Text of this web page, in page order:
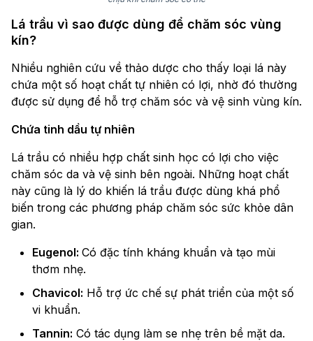
Lá trầu vì sao được dùng để chăm sóc vùng
kín?
Nhiều nghiên cứu về thảo dược cho thấy loại lá này
chứa một số hoạt chất tự nhiên có lợi, nhờ đó thường
được sử dụng để hỗ trợ chăm sóc và vệ sinh vùng kín.
Chứa tinh dầu tự nhiên
Lá trầu có nhiều hợp chất sinh học có lợi cho việc
chăm sóc da và vệ sinh bên ngoài. Những hoạt chất
này cũng là lý do khiến lá trầu được dùng khá phổ
biến trong các phương pháp chăm sóc sức khỏe dân
gian.
Eugenol: Có đặc tính kháng khuẩn và tạo mùi
thơm nhẹ.
Chavicol: Hỗ trợ ức chế sự phát triển của một số
vi khuẩn.
Tannin: Có tác dụng làm se nhẹ trên bề mặt da.